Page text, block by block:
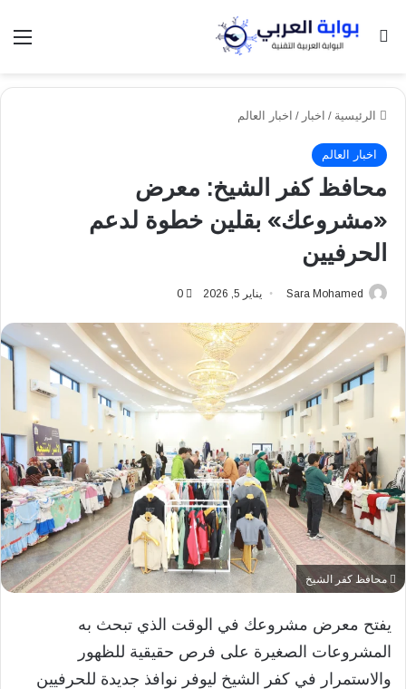
بحث عن
الرئيسية / اخبار / اخبار العالم
اخبار العالم
محافظ كفر الشيخ: معرض
«مشروعك» بقلين خطوة لدعم
الحرفيين
Sara Mohamed يناير 5, 2026 0
محافظ كفر الشيخ
يفتح معرض مشروعك في الوقت الذي تبحث به
المشروعات الصغيرة على فرص حقيقية للظهور
والاستمرار في كفر الشيخ ليوفر نوافذ جديدة للحرفيين